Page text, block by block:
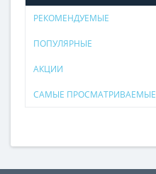
РЕКОМЕНДУЕМЫЕ
ПОПУЛЯРНЫЕ
АКЦИИ
САМЫЕ ПРОСМАТРИВАЕМЫЕ